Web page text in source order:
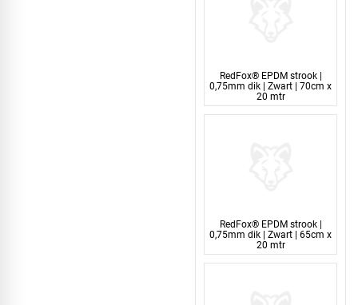
RedFox® EPDM strook |
0,75mm dik | Zwart | 70cm x
20 mtr
RedFox® EPDM strook |
0,75mm dik | Zwart | 65cm x
20 mtr